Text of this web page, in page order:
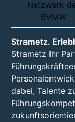
Strametz.
Strametz Ihr
dabei, Talente